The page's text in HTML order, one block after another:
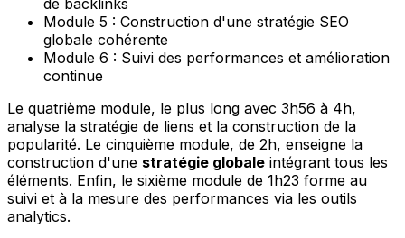
Module 5 : Construction d'une stratégie SEO
globale cohérente
Module 6 : Suivi des performances et amélioration
continue
Le quatrième module, le plus long avec 3h56 à 4h,
analyse la stratégie de liens et la construction de la
popularité. Le cinquième module, de 2h, enseigne la
construction d'une stratégie globale intégrant tous les
éléments. Enfin, le sixième module de 1h23 forme au
suivi et à la mesure des performances via les outils
analytics.